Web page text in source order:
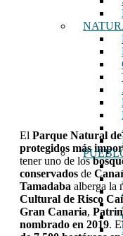
El Parque Natural de
protegidos más
tener uno de los
conservados de
Tamadaba alberga la
Cultural de Risco
Gran Canaria,
nombrado en 2019.